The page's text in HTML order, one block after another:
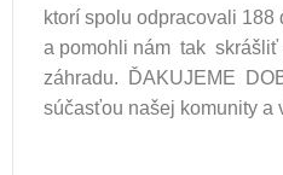
ktorí spolu odpracovali
a pomohli nám tak skrášliť
záhradu.
ĎAKUJEME
súčasťou našej komunity a